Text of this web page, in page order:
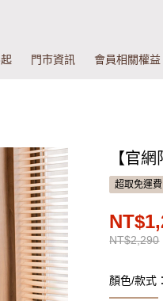
門市資訊 會員相關權益
【官
超取免運費
NT$2,290
顏色/款式